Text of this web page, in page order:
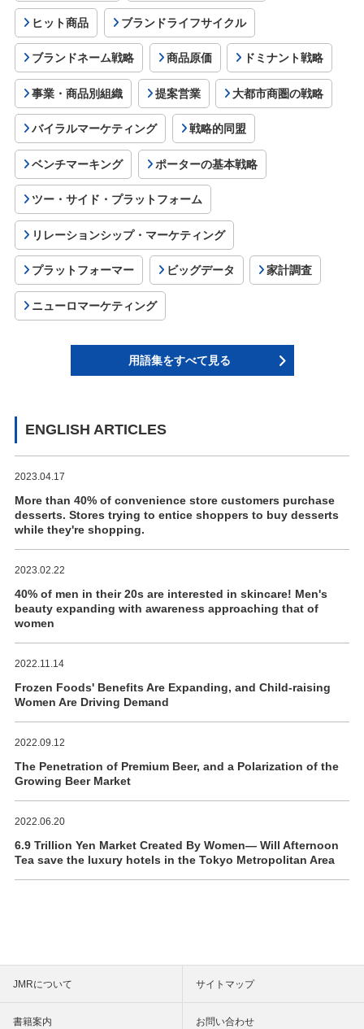
ヒット商品 ブランドライフサイクル
ブランドネーム戦略 商品原価 ドミナント戦略
事業・商品別組織 提案営業 大都市商圏の戦略
バイラルマーケティング 戦略的同盟
ベンチマーキング ポーターの基本戦略
ツー・サイド・プラットフォーム
リレーションシップ・マーケティング
プラットフォーマー ビッグデータ 家計調査
ニューロマーケティング
用語集をすべて見る
ENGLISH ARTICLES
2023.04.17
More than 40% of convenience store customers purchase
desserts. Stores trying to entice shoppers to buy desserts
while they're shopping.
2023.02.22
40% of men in their 20s are interested in skincare! Men's
beauty expanding with awareness approaching that of
women
2022.11.14
Frozen Foods' Benefits Are Expanding, and Child-raising
Women Are Driving Demand
2022.09.12
The Penetration of Premium Beer, and a Polarization of the
Growing Beer Market
2022.06.20
6.9 Trillion Yen Market Created By Women― Will Afternoon
Tea save the luxury hotels in the Tokyo Metropolitan Area
JMRについて サイトマップ
書籍案内 お問い合わせ